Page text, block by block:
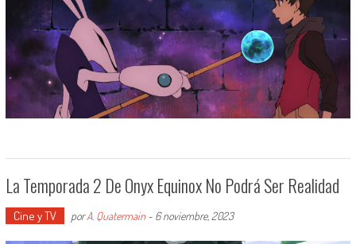
La Temporada 2 De Onyx Equinox No Podrá Ser Realidad
Cine y TV porA. Quatermain- 6 noviembre, 2023